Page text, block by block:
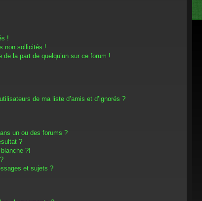
!
non sollicités !
de la part de quelqu’un sur ce forum !
de ma liste d’amis et d’ignorés ?
un ou des forums ?
?
?!
et sujets ?